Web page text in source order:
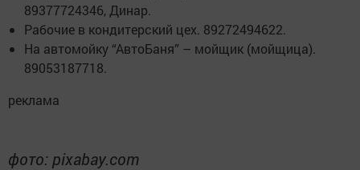
89377724346, Динар.
Рабочие в кондитерский цех. 89272494622.
На автомойку “АвтоБаня” – мойщик (мойщица).
89053187718.
реклама
фото: pixabay.com